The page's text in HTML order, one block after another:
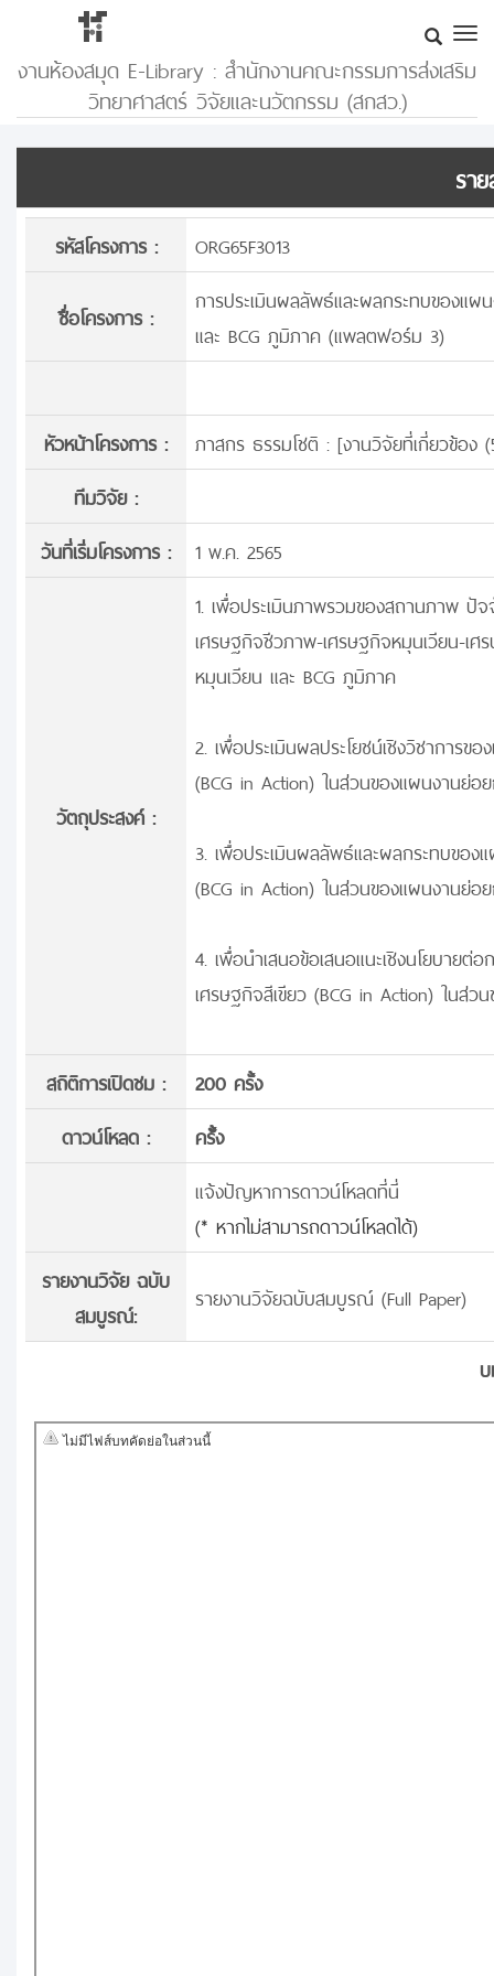
งานห้องสมุด E-Library : สำนักงานคณะกรรมการส่งเสริม
วิทยาศาสตร์ วิจัยและนวัตกรรม (สกสว.)
รา
รหัสโครงการ : ORG65F3013
ชื่อโครงการ :
การประเมินผลลัพธ์และผลกระทบของแ
และ BCG ภูมิภาค (แพลตฟอร์ม 3)
หัวหน้าโครงการ : ภาสกร ธรรมโชติ : [งานวิจัยที่เกี่ยวข้อง
ทีมวิจัย :
วันที่เริ่มโครงการ :
1 พ.ค. 2565
วัตถุประสงค์ :
1. เพื่อประเมินภาพรวมของสถานภาพ ปั
เศรษฐกิจชีวภาพ-เศรษฐกิจหมุนเวียน-เ
หมุนเวียน และ BCG ภูมิภาค
2. เพื่อประเมินผลประโยชน์เชิงวิชาการ
(BCG in Action) ในส่วนของแผนงานย่
3. เพื่อประเมินผลลัพธ์และผลกระทบของ
(BCG in Action) ในส่วนของแผนงานย่
4. เพื่อนำเสนอข้อเสนอแนะเชิงนโยบาย
เศรษฐกิจสีเขียว (BCG in Action) ในส่
สถิติการเปิดชม :
200 ครั้ง
ดาวน์โหลด :
ครั้้ง
แจ้งปัญหาการดาวน์โหลดที่นี่
(* หากไม่สามารถดาวน์โหลดได้)
รายงานวิจัย ฉบับ
สมบูรณ์:
รายงานวิจัยฉบับสมบูรณ์ (Full Paper)